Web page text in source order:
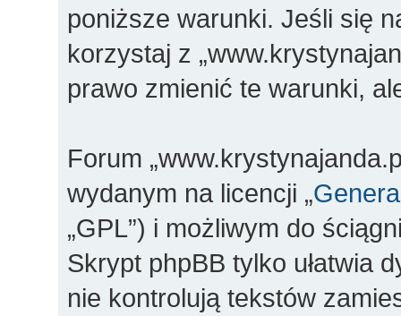
poniższe warunki. Jeśli się
korzystaj z
prawo zmienić te warunki,
Forum
wydanym na licencji „
„GPL”) i możliwym do
Skrypt phpBB tylko ułatwia
nie kontrolują tekstów